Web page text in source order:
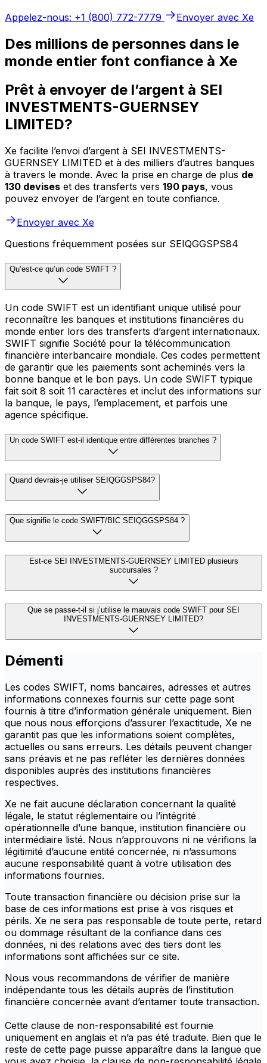
Appelez-nous: +1 (800) 772-7779
Envoyer avec Xe
Des millions de personnes dans le
monde entier font confiance à Xe
Prêt à envoyer de l’argent à SEI
INVESTMENTS-GUERNSEY
LIMITED?
Xe facilite l’envoi d’argent à SEI INVESTMENTS-
GUERNSEY LIMITED et à des milliers d’autres banques
à travers le monde. Avec la prise en charge de plus de
130 devises et des transferts vers 190 pays, vous
pouvez envoyer de l’argent en toute confiance.
Envoyer avec Xe
Questions fréquemment posées sur SEIQGGSPS84
Qu’est-ce qu’un code SWIFT ?
Un code SWIFT est un identifiant unique utilisé pour
reconnaître les banques et institutions financières du
monde entier lors des transferts d’argent internationaux.
SWIFT signifie Société pour la télécommunication
financière interbancaire mondiale. Ces codes permettent
de garantir que les paiements sont acheminés vers la
bonne banque et le bon pays. Un code SWIFT typique
fait soit 8 soit 11 caractères et inclut des informations sur
la banque, le pays, l’emplacement, et parfois une
agence spécifique.
Un code SWIFT est-il identique entre différentes branches ?
Quand devrais-je utiliser SEIQGGSPS84?
Que signifie le code SWIFT/BIC SEIQGGSPS84 ?
Est-ce SEI INVESTMENTS-GUERNSEY LIMITED plusieurs
succursales ?
Que se passe-t-il si j’utilise le mauvais code SWIFT pour SEI
INVESTMENTS-GUERNSEY LIMITED?
Démenti
Les codes SWIFT, noms bancaires, adresses et autres
informations connexes fournis sur cette page sont
fournis à titre d’information générale uniquement. Bien
que nous nous efforçions d’assurer l’exactitude, Xe ne
garantit pas que les informations soient complètes,
actuelles ou sans erreurs. Les détails peuvent changer
sans préavis et ne pas refléter les dernières données
disponibles auprès des institutions financières
respectives.
Xe ne fait aucune déclaration concernant la qualité
légale, le statut réglementaire ou l’intégrité
opérationnelle d’une banque, institution financière ou
intermédiaire listé. Nous n’approuvons ni ne vérifions la
légitimité d’aucune entité concernée, ni n’assumons
aucune responsabilité quant à votre utilisation des
informations fournies.
Toute transaction financière ou décision prise sur la
base de ces informations est prise à vos risques et
périls. Xe ne sera pas responsable de toute perte, retard
ou dommage résultant de la confiance dans ces
données, ni des relations avec des tiers dont les
informations sont affichées sur ce site.
Nous vous recommandons de vérifier de manière
indépendante tous les détails auprès de l’institution
financière concernée avant d’entamer toute transaction.
Cette clause de non-responsabilité est fournie
uniquement en anglais et n’a pas été traduite. Bien que le
reste de cette page puisse apparaître dans la langue que